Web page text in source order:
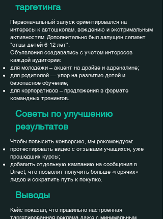
таргетинга
Первоначальный запуск ориентировался на
интересы к автошколам, вождению и экстримальным
активностям. Дополнительно был запущен сегмент
"отцы детей 6-12 лет".
Объявления создавались с учетом интересов
каждой аудитории:
для молодежи – акцент на драйве и адреналине;
для родителей — упор на развитие детей и
безопасное обучение;
для корпоративов – предложения в формате
командных тренингов.
Советы по улучшению
результатов
Чтобы повысить конверсию, мы рекомендуем:
протестировать видео с отзывами учащихся, уже
прошедших курсы;
добавить отдельную кампанию на сообщения в
Direct, что позволит получить больше «горячих»
лидов и сократить путь к покупке.
Выводы
Кейс показал, что правильно настроенная
таргетированная реклама даже с минимальным